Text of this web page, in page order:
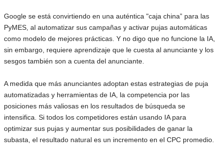
Google se está convirtiendo en una auténtica "caja china” para las
PyMES, al automatizar sus campañas y activar pujas automáticas
como modelo de mejores prácticas. Y no digo que no funcione la IA,
sin embargo, requiere aprendizaje que le cuesta al anunciante y los
sesgos también son a cuenta del anunciante.
A medida que más anunciantes adoptan estas estrategias de puja
automatizadas y herramientas de IA, la competencia por las
posiciones más valiosas en los resultados de búsqueda se
intensifica. Si todos los competidores están usando IA para
optimizar sus pujas y aumentar sus posibilidades de ganar la
subasta, el resultado natural es un incremento en el CPC promedio.